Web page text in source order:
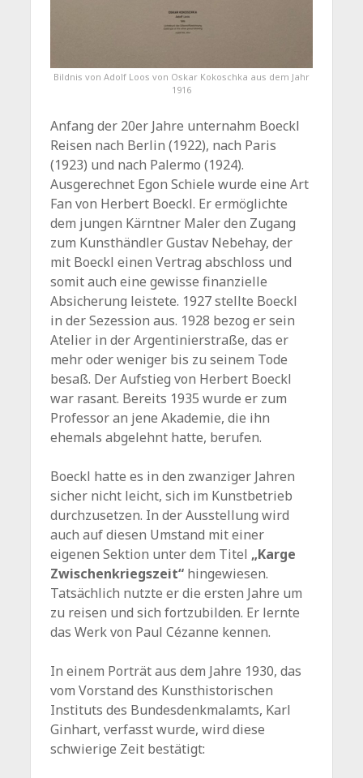
Bildnis von Adolf Loos von Oskar Kokoschka aus dem Jahr
1916
Anfang der 20er Jahre unternahm Boeckl
Reisen nach Berlin (1922), nach Paris
(1923) und nach Palermo (1924).
Ausgerechnet Egon Schiele wurde eine Art
Fan von Herbert Boeckl. Er ermöglichte
dem jungen Kärntner Maler den Zugang
zum Kunsthändler Gustav Nebehay, der
mit Boeckl einen Vertrag abschloss und
somit auch eine gewisse finanzielle
Absicherung leistete. 1927 stellte Boeckl
in der Sezession aus. 1928 bezog er sein
Atelier in der Argentinierstraße, das er
mehr oder weniger bis zu seinem Tode
besaß. Der Aufstieg von Herbert Boeckl
war rasant. Bereits 1935 wurde er zum
Professor an jene Akademie, die ihn
ehemals abgelehnt hatte, berufen.
Boeckl hatte es in den zwanziger Jahren
sicher nicht leicht, sich im Kunstbetrieb
durchzusetzen. In der Ausstellung wird
auch auf diesen Umstand mit einer
eigenen Sektion unter dem Titel „Karge
Zwischenkriegszeit“ hingewiesen.
Tatsächlich nutzte er die ersten Jahre um
zu reisen und sich fortzubilden. Er lernte
das Werk von Paul Cézanne kennen.
In einem Porträt aus dem Jahre 1930, das
vom Vorstand des Kunsthistorischen
Instituts des Bundesdenkmalamts, Karl
Ginhart, verfasst wurde, wird diese
schwierige Zeit bestätigt: